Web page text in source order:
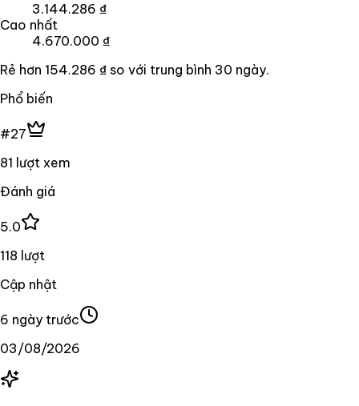
3.144.286 ₫
Cao nhất
4.670.000 ₫
Rẻ hơn 154.286 ₫ so với trung bình 30 ngày.
Phổ biến
#27
81 lượt xem
Đánh giá
5.0
118 lượt
Cập nhật
6 ngày trước
03/08/2026